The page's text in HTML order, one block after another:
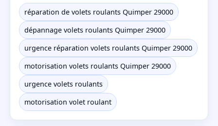
réparation de volets roulants Quimper 29000
dépannage volets roulants Quimper 29000
urgence réparation volets roulants Quimper 29000
motorisation volets roulants Quimper 29000
urgence volets roulants
motorisation volet roulant